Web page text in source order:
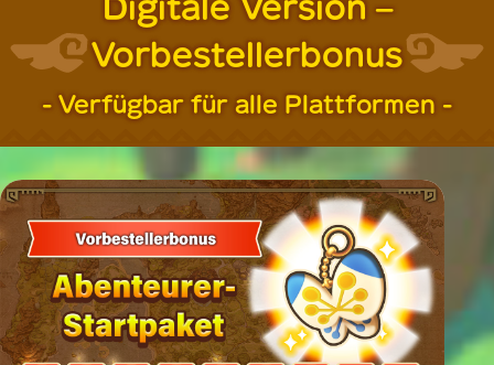
Digitale Version –
Vorbestellerbonus
- Verfügbar für alle Plattformen -